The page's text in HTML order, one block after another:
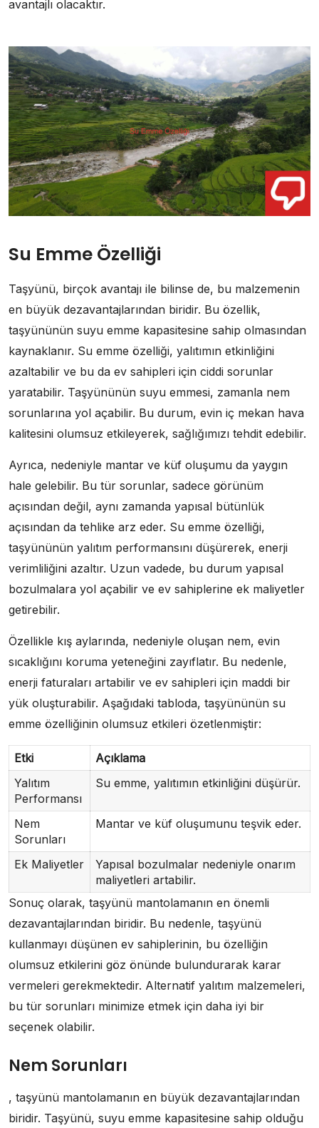
avantajlı olacaktır.
Su Emme Özelliği
Taşyünü, birçok avantajı ile bilinse de, bu malzemenin
en büyük dezavantajlarından biridir. Bu özellik,
taşyününün suyu emme kapasitesine sahip olmasından
kaynaklanır. Su emme özelliği, yalıtımın etkinliğini
azaltabilir ve bu da ev sahipleri için ciddi sorunlar
yaratabilir. Taşyününün suyu emmesi, zamanla nem
sorunlarına yol açabilir. Bu durum, evin iç mekan hava
kalitesini olumsuz etkileyerek, sağlığımızı tehdit edebilir.
Ayrıca, nedeniyle mantar ve küf oluşumu da yaygın
hale gelebilir. Bu tür sorunlar, sadece görünüm
açısından değil, aynı zamanda yapısal bütünlük
açısından da tehlike arz eder. Su emme özelliği,
taşyününün yalıtım performansını düşürerek, enerji
verimliliğini azaltır. Uzun vadede, bu durum yapısal
bozulmalara yol açabilir ve ev sahiplerine ek maliyetler
getirebilir.
Özellikle kış aylarında, nedeniyle oluşan nem, evin
sıcaklığını koruma yeteneğini zayıflatır. Bu nedenle,
enerji faturaları artabilir ve ev sahipleri için maddi bir
yük oluşturabilir. Aşağıdaki tabloda, taşyününün su
emme özelliğinin olumsuz etkileri özetlenmiştir:
Etki
Açıklama
Yalıtım
Performansı
Su emme, yalıtımın etkinliğini düşürür.
Nem
Sorunları
Mantar ve küf oluşumunu teşvik eder.
Ek Maliyetler
Yapısal bozulmalar nedeniyle onarım
maliyetleri artabilir.
Sonuç olarak, taşyünü mantolamanın en önemli
dezavantajlarından biridir. Bu nedenle, taşyünü
kullanmayı düşünen ev sahiplerinin, bu özelliğin
olumsuz etkilerini göz önünde bulundurarak karar
vermeleri gerekmektedir. Alternatif yalıtım malzemeleri,
bu tür sorunları minimize etmek için daha iyi bir
seçenek olabilir.
Nem Sorunları
, taşyünü mantolamanın en büyük dezavantajlarından
biridir. Taşyünü, suyu emme kapasitesine sahip olduğu